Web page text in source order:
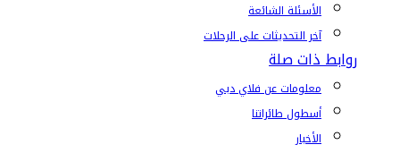
الأسئلة الشائعة
آخر التحديثات على الرحلات
روابط ذات صلة
معلومات عن فلاي دبي
أسطول طائراتنا
الأخبار